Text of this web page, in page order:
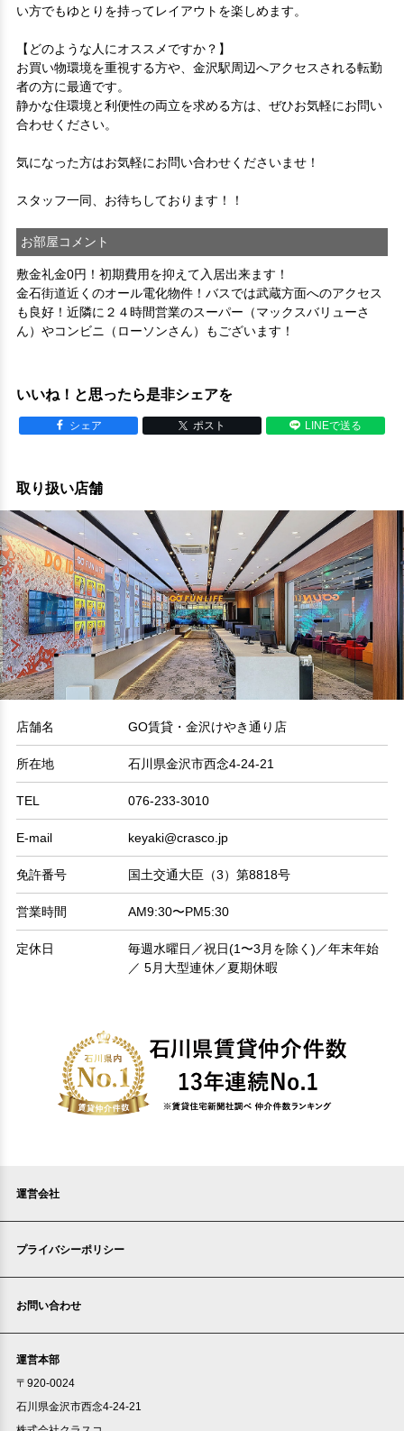
い方でもゆとりを持ってレイアウトを楽しめます。
【どのような人にオススメですか？】
お買い物環境を重視する方や、金沢駅周辺へアクセスされる転勤
者の方に最適です。
静かな住環境と利便性の両立を求める方は、ぜひお気軽にお問い
合わせください。
気になった方はお気軽にお問い合わせくださいませ！
スタッフ一同、お待ちしております！！
お部屋コメント
敷金礼金0円！初期費用を抑えて入居出来ます！
金石街道近くのオール電化物件！バスでは武蔵方面へのアクセス
も良好！近隣に２４時間営業のスーパー（マックスバリューさ
ん）やコンビニ（ローソンさん）もございます！
いいね！と思ったら是非シェアを
シェア ポスト LINEで送る
取り扱い店舗
店舗名 GO賃貸・金沢けやき通り店
所在地 石川県金沢市西念4-24-21
TEL 076-233-3010
E-mail keyaki@crasco.jp
免許番号 国土交通大臣（3）第8818号
営業時間 AM9:30〜PM5:30
定休日
毎週水曜日／祝日(1〜3月を除く)／年末年始
／ 5月大型連休／夏期休暇
運営会社
プライバシーポリシー
お問い合わせ
運営本部
〒920-0024
石川県金沢市西念4-24-21